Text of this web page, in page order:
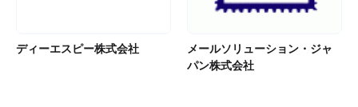
ディーエスピー株式会社
メールソリューション・ジャ
パン株式会社